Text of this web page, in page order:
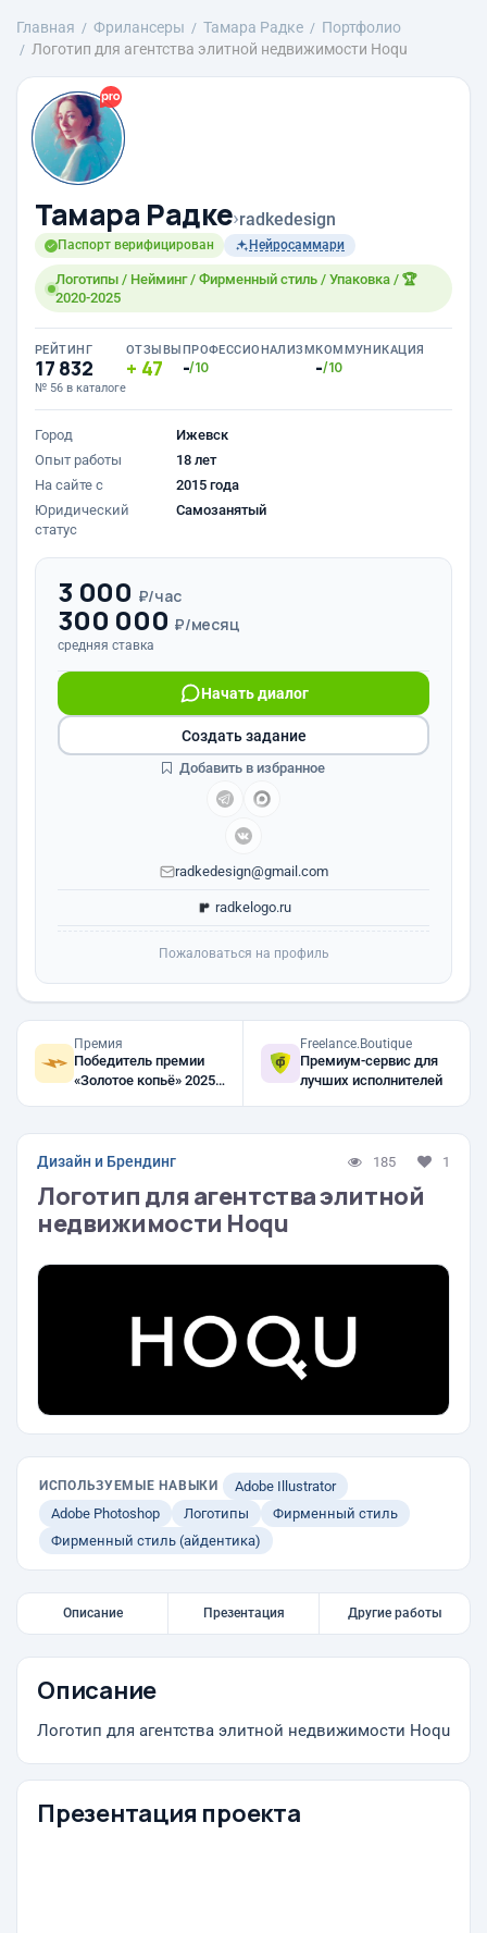
Главная Фрилансеры Тамара Радке
Портфолио
Логотип для агентства элитной недвижимости Hoqu
Тамара Радке›radkedesign
Паспорт верифицирован Нейросаммари
Логотипы / Нейминг / Фирменный стиль / Упаковка / 🏆
2020-2025
РЕЙТИНГ
17 832
№ 56 в каталоге
ОТЗЫВЫ
47
ПРОФЕССИОНАЛИЗМ
-/10
КОММУНИКАЦИЯ
-/10
Город
Ижевск
Опыт работы
18 лет
На сайте с
2015 года
Юридический
статус
Самозанятый
3 000 ₽/час
300 000 ₽/месяц
средняя ставка
Начать диалог
radkedesign@gmail.com
radkelogo.ru
Создать задание
Добавить в избранное
Пожаловаться на профиль
Премия
Победитель премии
«Золотое копьё» 2025,
Freelance.Boutique
Премиум-сервис для
лучших исполнителей
Дизайн и Брендинг 185 1
Логотип для агентства элитной
недвижимости Hoqu
ИСПОЛЬЗУЕМЫЕ НАВЫКИ
Adobe Illustrator
Adobe Photoshop
Логотипы
Фирменный стиль
Фирменный стиль (айдентика)
Описание Презентация Другие работы
Описание
Логотип для агентства элитной недвижимости Hoqu
Презентация проекта